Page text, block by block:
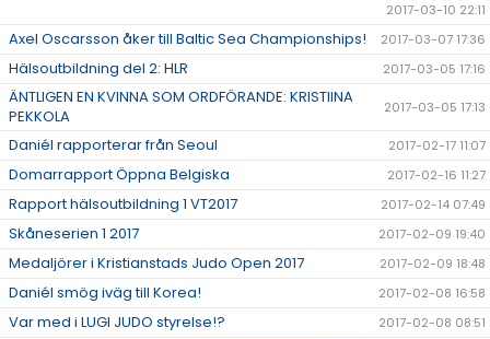
2017-03-10 22:11
Axel Oscarsson åker till Baltic Sea Championships! 2017-03-07 17:36
Hälsoutbildning del 2: HLR 2017-03-05 17:16
ÄNTLIGEN EN KVINNA SOM ORDFÖRANDE: KRISTIINA
PEKKOLA
2017-03-05 17:13
Daniél rapporterar från Seoul 2017-02-17 11:07
Domarrapport Öppna Belgiska 2017-02-16 11:27
Rapport hälsoutbildning 1 VT2017 2017-02-14 07:49
Skåneserien 1 2017 2017-02-09 19:40
Medaljörer i Kristianstads Judo Open 2017 2017-02-09 18:48
Daniél smög iväg till Korea! 2017-02-08 16:58
Var med i LUGI JUDO styrelse!? 2017-02-08 08:51